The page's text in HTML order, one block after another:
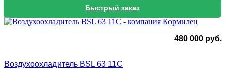
Быстрый заказ
480 000 руб.
Воздухоохладитель BSL 63 11C